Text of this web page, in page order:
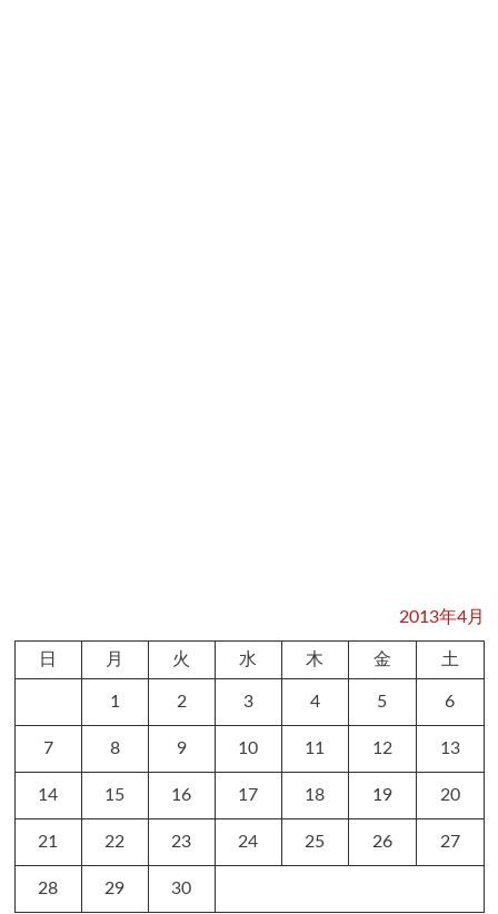
2013年4月
日 月 火 水 木 金 土
1 2 3 4 5 6
7 8 9 10 11 12 13
14 15 16 17 18 19 20
21 22 23 24 25 26 27
28 29 30